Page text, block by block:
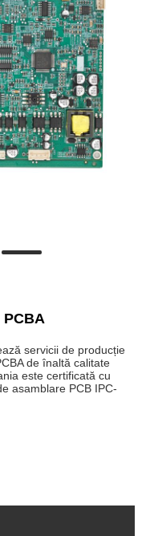
servicii de producție
de înaltă calitate
este certificată cu
asamblare PCB IPC-